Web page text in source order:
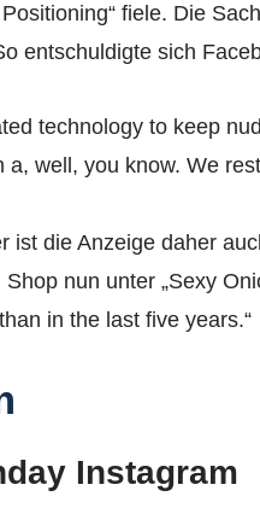
fiele. Die
entschuldigte sich
technology to keep
a, well, you know. We
ist die Anzeige daher
nun unter „Sexy
in the last five years.“
Instagram